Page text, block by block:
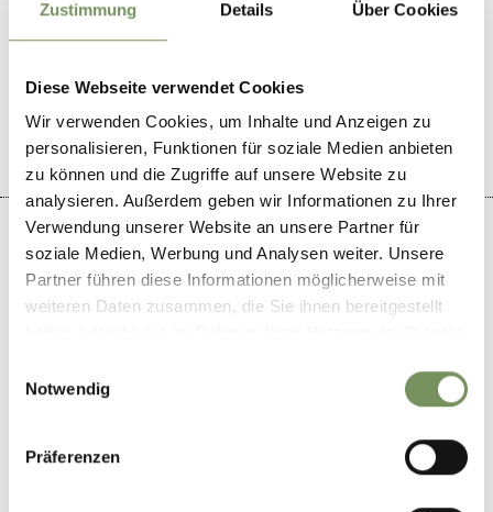
Zustimmung Details Über Cookies
Diese Webseite verwendet Cookies
Wir verwenden Cookies, um Inhalte und Anzeigen zu
personalisieren, Funktionen für soziale Medien anbieten
zu können und die Zugriffe auf unsere Website zu
analysieren. Außerdem geben wir Informationen zu Ihrer
Verwendung unserer Website an unsere Partner für
soziale Medien, Werbung und Analysen weiter. Unsere
Partner führen diese Informationen möglicherweise mit
weiteren Daten zusammen, die Sie ihnen bereitgestellt
Notwendig
Präferenzen
YES NO
+